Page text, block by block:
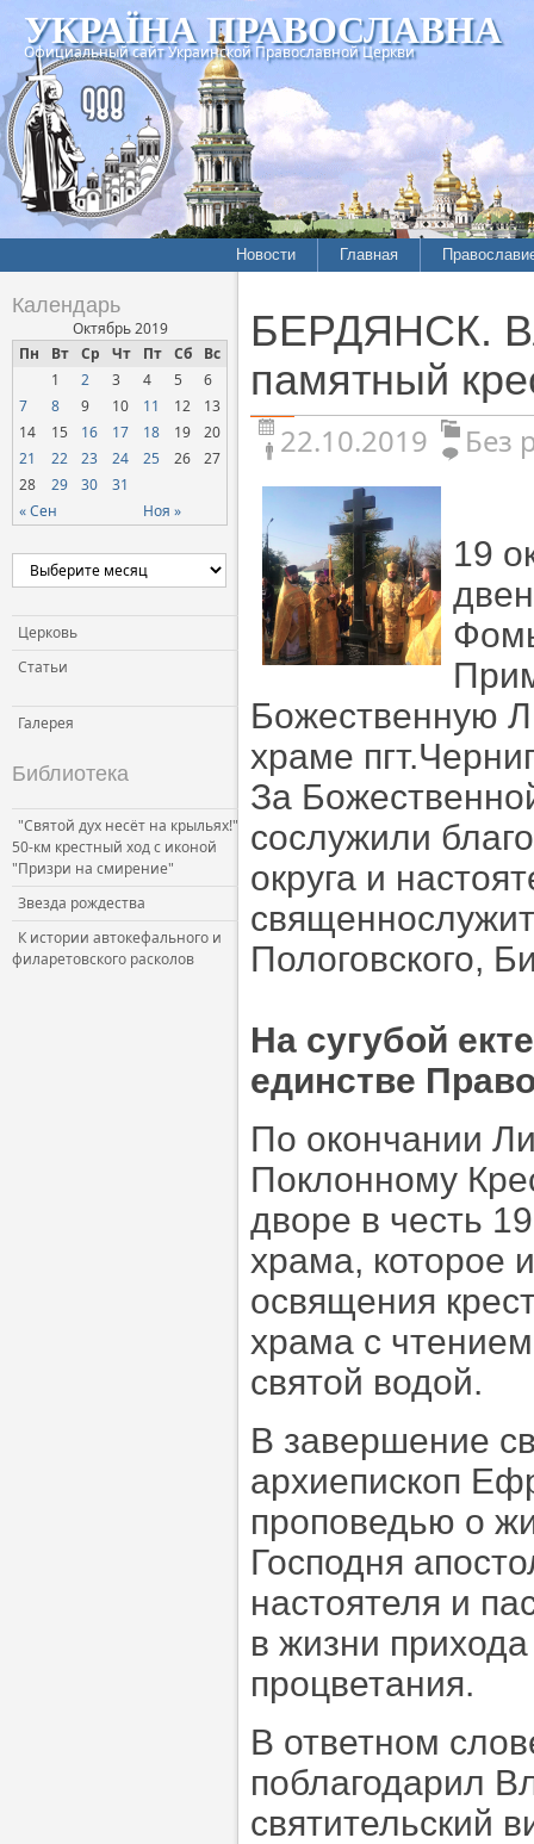
УКРАЇНА ПРАВОСЛАВНА
Официальный сайт Украинской Православной Церкви
Новости Главная
Календарь
Октябрь 2019
Пн
Вт Ср Чт Пт Сб Вс
« Сен Ноя »
1 2 3 4 5
6
7
8 9 10 11 12
13
14
15 16 17 18 19
20
21
22 23 24 25 26
27
28
29 30 31
Церковь
Статьи
Галерея
Библиотека
"Святой дух несёт на крыльях!"
50-км крестный ход с иконой
"Призри на смирение"
Звезда рождества
К истории автокефального и
филаретовского расколов
БЕРДЯНСК.
памятный
22.10.2019 Без
19
Божественную
храме
За
сослужили
округа и
Пологовского,
На сугубой
единстве
По окончании
Поклонному
дворе в честь
храма, которое
освящения
храма с
святой водой.
В завершение
архиепископ
проповедью о
Господня
настоятеля и
в жизни
процветания.
В ответном
поблагодарил
святительский